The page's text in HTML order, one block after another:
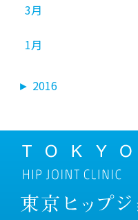
3月
1月
► 2016